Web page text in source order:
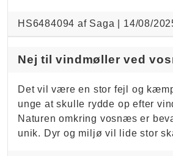
HS6484094 af Saga | 14/08/
Nej til vindmøller ved
Det vil være en stor fejl og
unge at skulle rydde op efter
Naturen omkring vosnæs er
unik. Dyr og miljø vil lide stor